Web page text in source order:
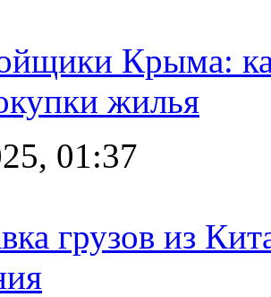
Крыма:
жилья
01:37
грузов из